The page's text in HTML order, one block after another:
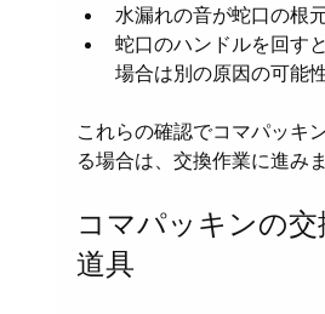
水漏れの音が蛇口の根
蛇口のハンドルを回す
場合は別の原因の可能
これらの確認でコマパッキ
る場合は、交換作業に進みま
コマパッキンの交
道具